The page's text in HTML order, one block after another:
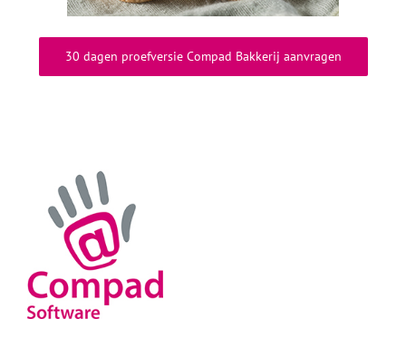
30 dagen proefversie Compad Bakkerij aanvragen